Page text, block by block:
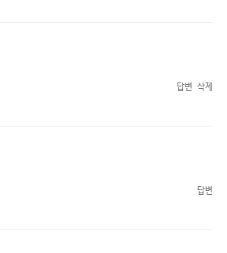
답변 삭제
답변